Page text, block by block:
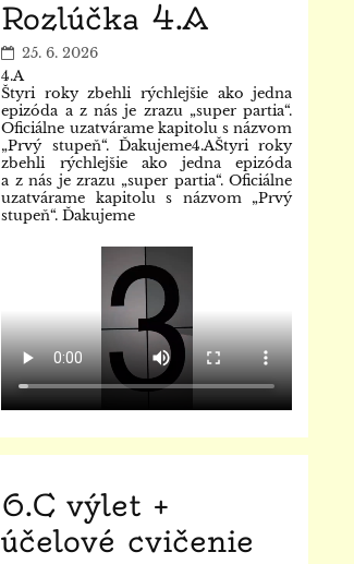
Rozlúčka 4.A
25. 6. 2026
4.A
Štyri roky zbehli rýchlejšie ako jedna
epizóda a z nás je zrazu „super partia“.
Oficiálne uzatvárame kapitolu s názvom
„Prvý stupeň“. Ďakujeme4.AŠtyri roky
zbehli rýchlejšie ako jedna epizóda
a z nás je zrazu „super partia“. Oficiálne
uzatvárame kapitolu s názvom „Prvý
stupeň“. Ďakujeme
6.C výlet +
účelové cvičenie